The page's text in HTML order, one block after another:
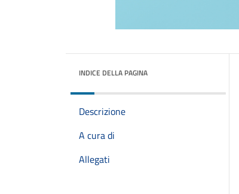
INDICE DELLA PAGINA
Descrizione
A cura di
Allegati